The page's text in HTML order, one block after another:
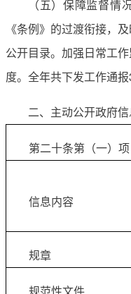
（五）保障监督
《条例》的过渡衔接，
公开目录。加强日常工
度。全年共下发工作通
二、主动公开政府
第二十条第（一）项
信息内容
规章
规范性文件